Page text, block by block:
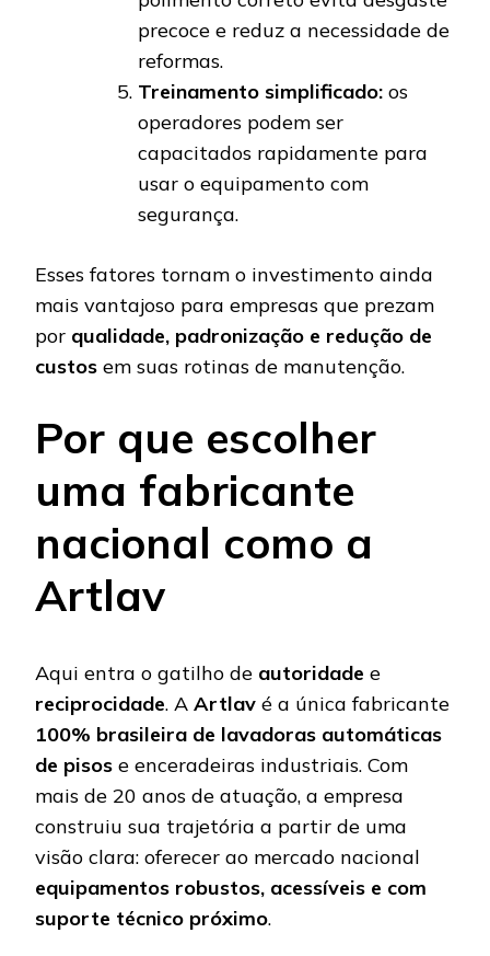
precoce e reduz a necessidade de
reformas.
Treinamento simplificado: os
operadores podem ser
capacitados rapidamente para
usar o equipamento com
segurança.
Esses fatores tornam o investimento ainda
mais vantajoso para empresas que prezam
por qualidade, padronização e redução de
custos em suas rotinas de manutenção.
Por que escolher
uma fabricante
nacional como a
Artlav
Aqui entra o gatilho de autoridade e
reciprocidade. A Artlav é a única fabricante
100% brasileira de lavadoras automáticas
de pisos e enceradeiras industriais. Com
mais de 20 anos de atuação, a empresa
construiu sua trajetória a partir de uma
visão clara: oferecer ao mercado nacional
equipamentos robustos, acessíveis e com
suporte técnico próximo.